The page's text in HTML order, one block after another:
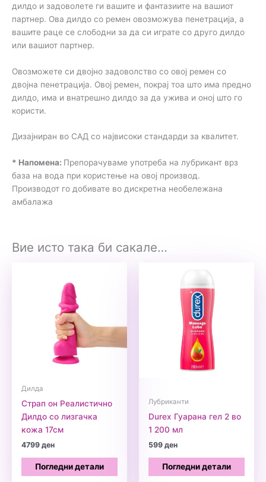
дилдо и задоволете ги вашите и фантазиите на вашиот
партнер. Ова дилдо со ремен овозможува пенетрација, а
вашите раце се слободни за да си играте со друго дилдо
или вашиот партнер.
Овозможете си двојно задоволство со овој ремен со
двојна пенетрација. Овој ремен, покрај тоа што има предно
дилдо, има и внатрешно дилдо за да ужива и оној што го
користи.
Дизајниран во САД со највисоки стандарди за квалитет.
* Напомена: Препорачуваме употреба на лубрикант врз
база на вода при користење на овој производ.
Производот го добивате во дискретна необележана
амбалажа
Вие исто така би сакале…
Дилда
Страп он Реалистично
Дилдо со лизгачка
кожа 17см
4799ден
Погледни детали
Лубриканти
Durex Гуарана гел 2 во
1 200 мл
599ден
Погледни детали